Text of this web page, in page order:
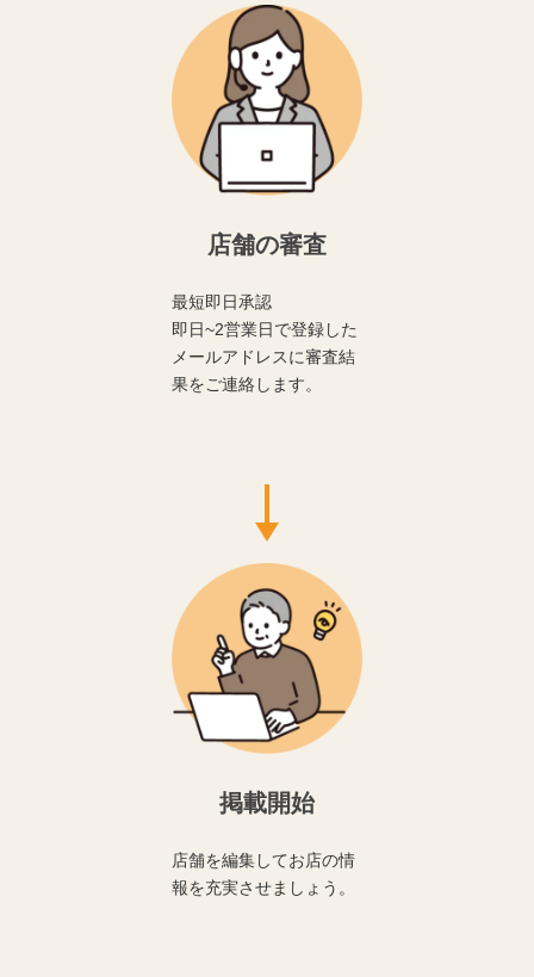
店舗の審査
最短即日承認
即日~2営業日で登録した
メールアドレスに審査結
果をご連絡します。
掲載開始
店舗を編集してお店の情
報を充実させましょう。